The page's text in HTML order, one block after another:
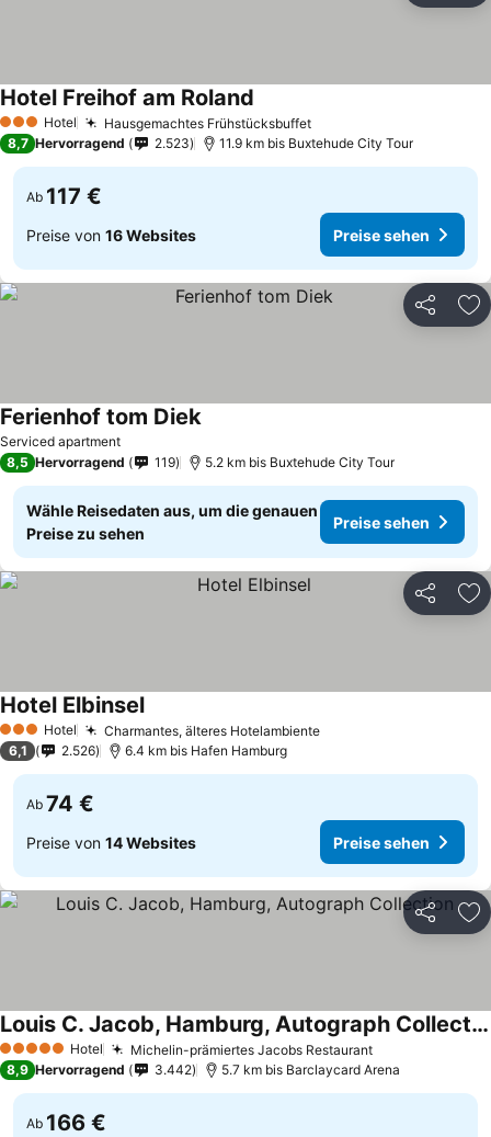
3 SterneHotel Hausgemachtes Frühstücksbuffet
Hotel Freihof am Roland
8,7 Hervorragend 2.523 11.9 km bis Buxtehude City Tour
Ab 117 €
Preise von 16 Websites Preise sehen
Teilen
Serviced apartment
Ferienhof tom Diek
8,5 Hervorragend 119 5.2 km bis Buxtehude City Tour
Wähle Reisedaten aus, um die genauen
Preise zu sehen
Preise sehen
Teilen
3 SterneHotel Charmantes, älteres Hotelambiente
Hotel Elbinsel
6,1 2.526 6.4 km bis Hafen Hamburg
Ab 74 €
Preise von 14 Websites Preise sehen
Teilen
5 Sterne Hotel Michelin-prämiertes Jacobs Restaurant
Louis C. Jacob, Hamburg, Autograph Collection
8,9 Hervorragend 3.442 5.7 km bis Barclaycard Arena
Ab 166 €